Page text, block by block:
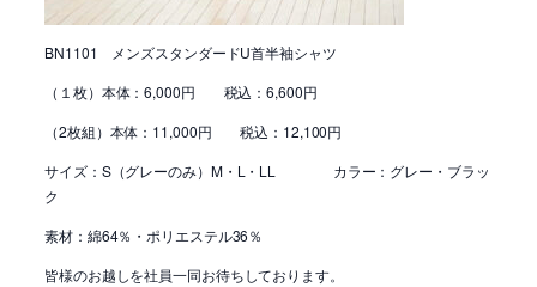
BN1101 メンズスタンダードU首半袖シャツ
（１枚）本体：6,000円 税込：6,600円
（2枚組）本体：11,000円 税込：12,100円
サイズ：S（グレーのみ）M・L・LL カラー：グレー・ブラッ
ク
素材：綿64％・ポリエステル36％
皆様のお越しを社員一同お待ちしております。